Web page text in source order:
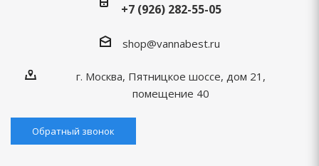
+7 (926) 282-55-05
shop@vannabest.ru
г. Москва, Пятницкое шоссе, дом 21,
помещение 40
Обратный звонок